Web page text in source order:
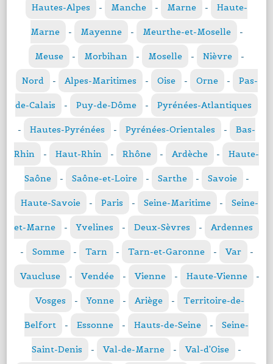
Hautes-Alpes - Manche - Marne - Haute-
Marne - Mayenne - Meurthe-et-Moselle -
Meuse - Morbihan - Moselle - Nièvre -
Nord - Alpes-Maritimes - Oise - Orne - Pas-
de-Calais - Puy-de-Dôme - Pyrénées-Atlantiques
- Hautes-Pyrénées - Pyrénées-Orientales - Bas-
Rhin - Haut-Rhin - Rhône - Ardèche - Haute-
Saône - Saône-et-Loire - Sarthe - Savoie -
Haute-Savoie - Paris - Seine-Maritime - Seine-
et-Marne - Yvelines - Deux-Sèvres - Ardennes
- Somme - Tarn - Tarn-et-Garonne - Var -
Vaucluse - Vendée - Vienne - Haute-Vienne -
Vosges - Yonne - Ariège - Territoire-de-
Belfort - Essonne - Hauts-de-Seine - Seine-
Saint-Denis - Val-de-Marne - Val-d'Oise -